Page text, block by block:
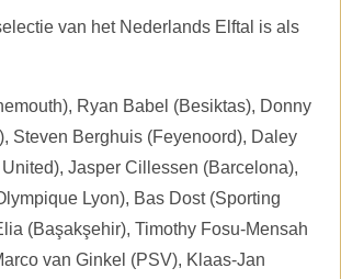
van het Nederlands Elftal is als
Ryan Babel (Besiktas), Donny
Steven Berghuis (Feyenoord), Daley
Jasper Cillessen (Barcelona),
Lyon), Bas Dost (Sporting
(Başakşehir), Timothy Fosu-Mensah
van Ginkel (PSV), Klaas-Jan